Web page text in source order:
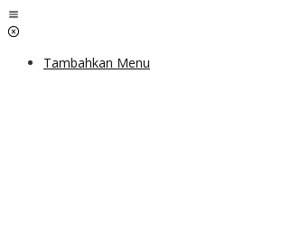
Lewati
ke
Tambahkan Menu